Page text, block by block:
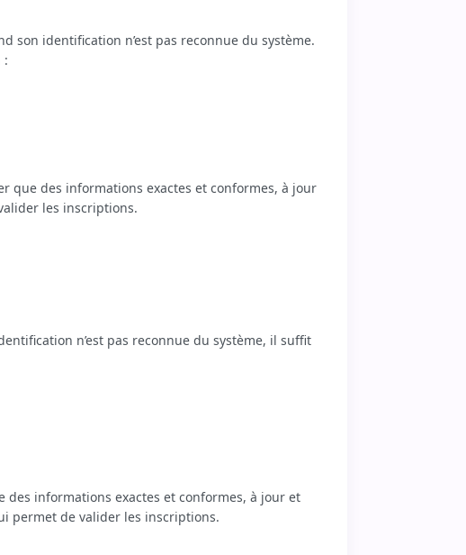
son identification n’est pas reconnue du système.
:
que des informations exactes et conformes, à jour
les inscriptions.
n’est pas reconnue du système, il suffit
informations exactes et conformes, à jour et
permet de valider les inscriptions.